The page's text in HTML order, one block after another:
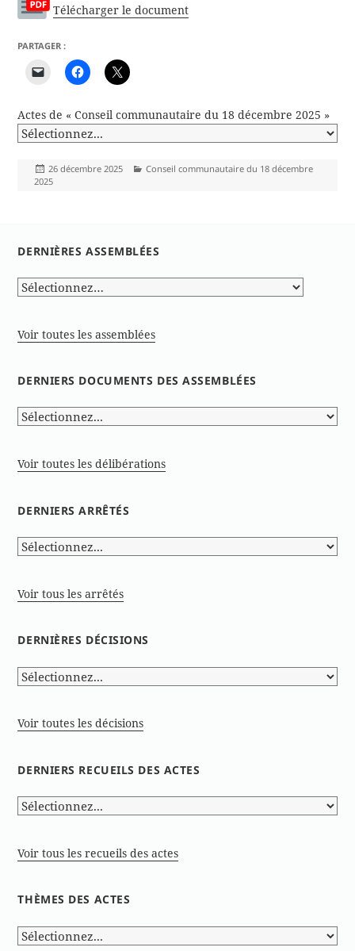
Télécharger le document
PARTAGER :
Actes de « Conseil communautaire du 18 décembre 2025 »
Publié
le
26 décembre 2025 Catégories
Conseil communautaire du 18 décembre
2025
DERNIÈRES ASSEMBLÉES
Voir toutes les assemblées
DERNIERS DOCUMENTS DES ASSEMBLÉES
Voir toutes les délibérations
DERNIERS ARRÊTÉS
Voir tous les arrêtés
DERNIÈRES DÉCISIONS
Voir toutes les décisions
DERNIERS RECUEILS DES ACTES
Voir tous les recueils des actes
THÈMES DES ACTES